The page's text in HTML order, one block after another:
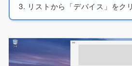
リストから「デバイス」をク